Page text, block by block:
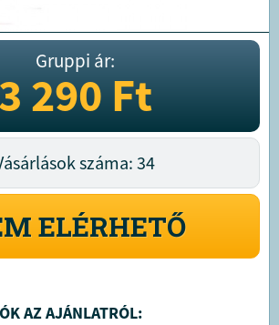
Gruppi ár:
290Ft
száma: 34
ELÉRHETŐ
AZ AJÁNLATRÓL: